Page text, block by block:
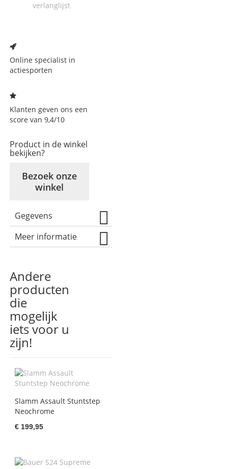
verlanglijst
verlanglijst
Online specialist in
actiesporten
Klanten geven ons een
score van 9,4/10
Product in de winkel
bekijken?
Bezoek onze
winkel
Gegevens
Meer informatie
Andere
producten
die
mogelijk
iets voor u
zijn!
Slamm Assault Stuntstep
Neochrome
€ 199,95